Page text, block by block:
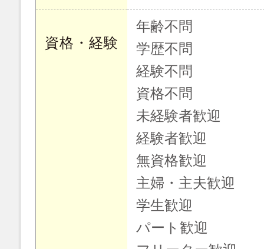
資格・経験
年齢不問
学歴不問
経験不問
資格不問
未経験者歓迎
経験者歓迎
無資格歓迎
主婦・主夫歓迎
学生歓迎
パート歓迎